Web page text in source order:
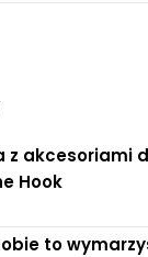
z akcesoriami
Hook
to